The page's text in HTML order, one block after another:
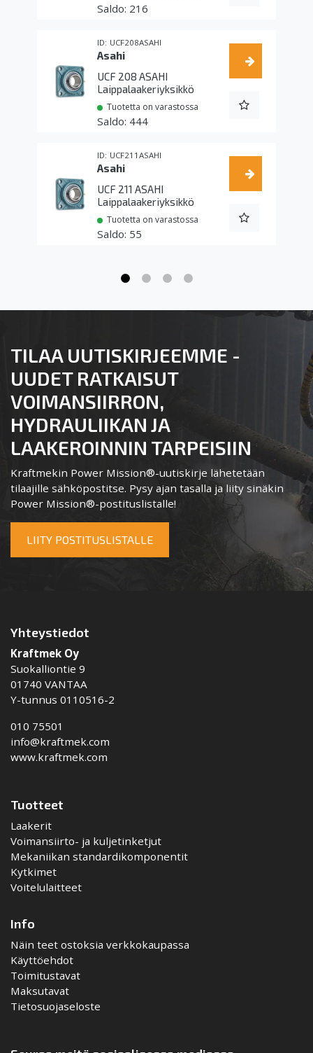
216
UCF208ASAHI
Asahi
UCF 208 ASAHI
Laippalaakeriyksikkö
Tuotetta on varastossa
444
UCF211ASAHI
Asahi
UCF 211 ASAHI
Laippalaakeriyksikkö
Tuotetta on varastossa
55
TILAA UUTISKIRJEEMME -
UUDET RATKAISUT
VOIMANSIIRRON,
HYDRAULIIKAN JA
LAAKEROINNIN TARPEISIIN
Kraftmekin Power Mission®-uutiskirje lähetetään
tilaajille sähköpostitse. Pysy ajan tasalla ja liity sinäkin
Power Mission®-postituslistalle!
LIITY POSTITUSLISTALLE
Yhteystiedot
Kraftmek Oy
Suokalliontie 9
01740 VANTAA
Y-tunnus 0110516-2
010 75501
info@kraftmek.com
www.kraftmek.com
Tuotteet
Laakerit
Voimansiirto- ja kuljetinketjut
Mekaniikan standardikomponentit
Kytkimet
Voitelulaitteet
Info
Näin teet ostoksia verkkokaupassa
Käyttöehdot
Toimitustavat
Maksutavat
Tietosuojaseloste